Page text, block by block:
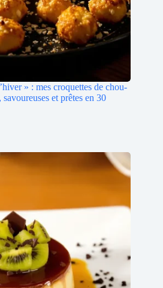
» : mes croquettes de chou-
et prêtes en 30